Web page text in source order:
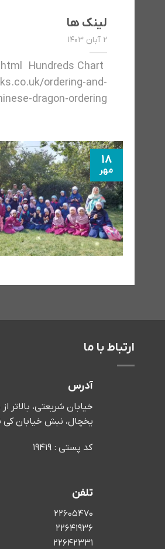
لینک ها
۲ آبان ۱۴۰۳
Hundreds Chart
ordering-and-
dragon-ordering
18
مهر
ارتباط با ما
آدرس
خیابان شریعتی، بالاتر
یخچال، نبش خیابان کی
کد پستی : 19419
تلفن
22605470
22641936
22642331